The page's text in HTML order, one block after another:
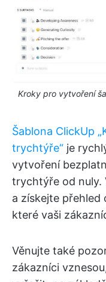
Kroky pro vytvoření
Šablona ClickUp
trychtýře“ je
vytvoření
trychtýře od nuly.
a získejte přehled
které vaši
Věnujte také
zákazníci